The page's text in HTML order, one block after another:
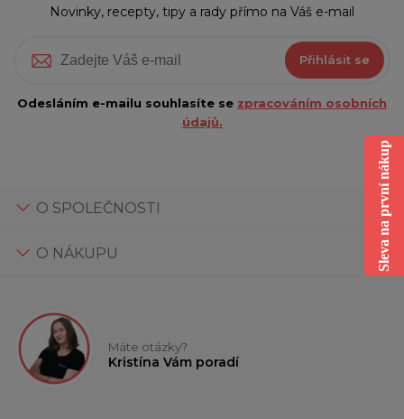
Novinky, recepty, tipy a rady přímo na Váš e-mail
Přihlásit se
Odesláním e-mailu souhlasíte se zpracováním osobních
údajů.
O SPOLEČNOSTI
O NÁKUPU
Máte otázky?
Kristína Vám poradí
Sleva na první nákup